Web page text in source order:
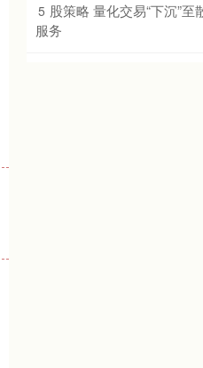
5 股策略 量化交易“下沉”
服务